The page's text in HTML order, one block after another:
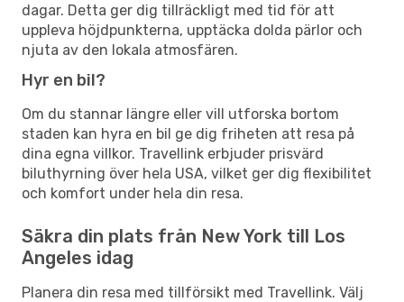
dagar. Detta ger dig tillräckligt med tid för att
uppleva höjdpunkterna, upptäcka dolda pärlor och
njuta av den lokala atmosfären.
Hyr en bil?
Om du stannar längre eller vill utforska bortom
staden kan hyra en bil ge dig friheten att resa på
dina egna villkor. Travellink erbjuder prisvärd
biluthyrning över hela USA, vilket ger dig flexibilitet
och komfort under hela din resa.
Säkra din plats från New York till Los
Angeles idag
Planera din resa med tillförsikt med Travellink. Välj